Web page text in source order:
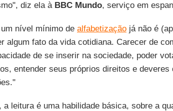
diz ela à BBC Mundo, serviço em
nível mínimo de alfabetizaçãojá não é
algum fato da vida cotidiana. Carecer de
de se inserir na sociedade, poder
entender seus próprios direitos e deveres
a leitura é uma habilidade básica, sobre a